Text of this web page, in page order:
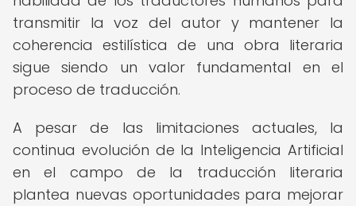
transmitir la voz del autor y mantener la
coherencia estilística de una obra literaria
sigue siendo un valor fundamental en el
proceso de traducción.
A pesar de las limitaciones actuales, la
continua evolución de la Inteligencia Artificial
en el campo de la traducción literaria
plantea nuevas oportunidades para mejorar